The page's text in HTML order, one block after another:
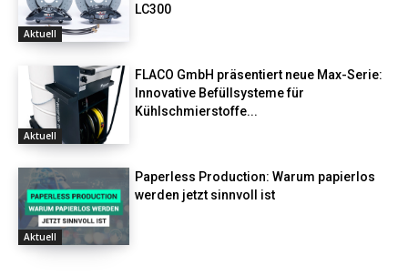
Aktuell
LC300
Aktuell
FLACO GmbH präsentiert neue Max-Serie:
Innovative Befüllsysteme für
Kühlschmierstoffe...
Aktuell
Paperless Production: Warum papierlos
werden jetzt sinnvoll ist